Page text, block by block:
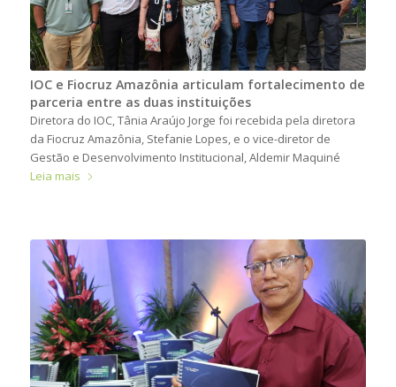
IOC e Fiocruz Amazônia articulam fortalecimento de
parceria entre as duas instituições
Diretora do IOC, Tânia Araújo Jorge foi recebida pela diretora
da Fiocruz Amazônia, Stefanie Lopes, e o vice-diretor de
Gestão e Desenvolvimento Institucional, Aldemir Maquiné
Leia mais